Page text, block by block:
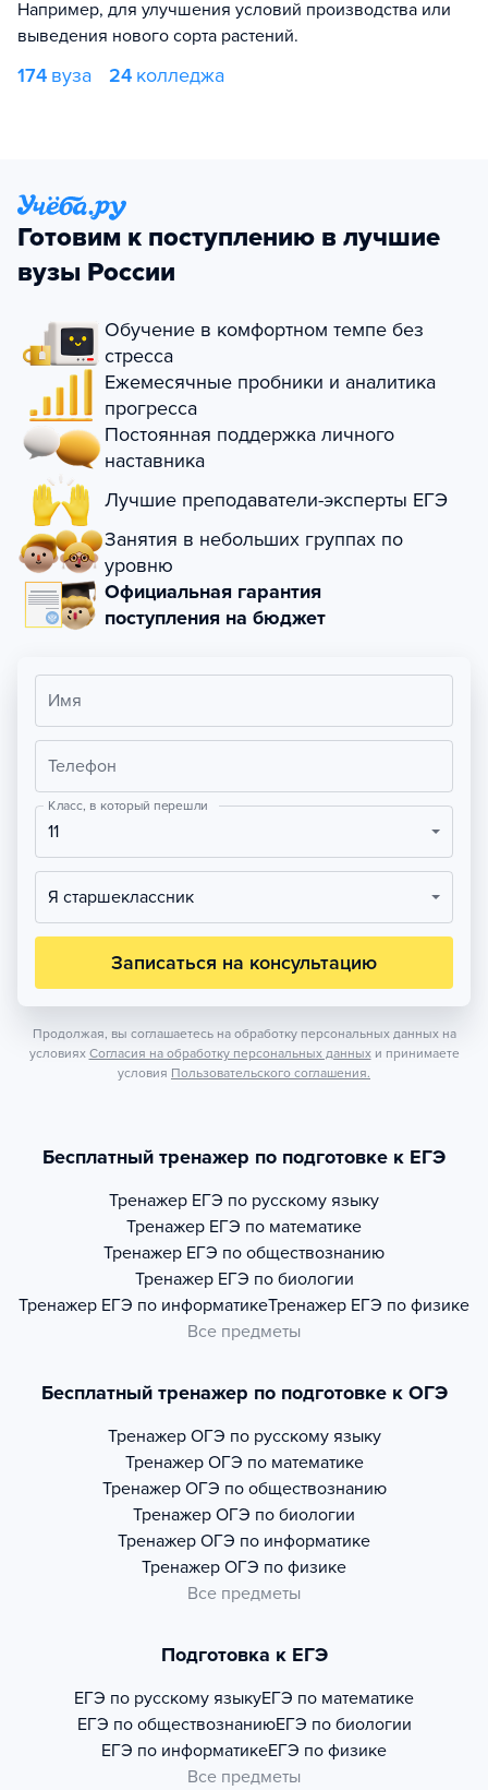
Например, для улучшения условий производства или
выведения нового сорта растений.
174 вуза 24 колледжа
Готовим к поступлению в лучшие
вузы России
Обучение в комфортном темпе без
стресса
Ежемесячные пробники и аналитика
прогресса
Постоянная поддержка личного
наставника
Лучшие преподаватели-эксперты ЕГЭ
Занятия в небольших группах по
уровню
Официальная гарантия
поступления на бюджет
Имя
Телефон
Класс, в который перешли
11
Я старшеклассник
Записаться на консультацию
Продолжая, вы соглашаетесь на обработку персональных данных на
условиях Согласия на обработку персональных данных и принимаете
условия Пользовательского соглашения.
Бесплатный тренажер по подготовке к ЕГЭ
Тренажер ЕГЭ по русскому языку
Тренажер ЕГЭ по математике
Тренажер ЕГЭ по обществознанию
Тренажер ЕГЭ по биологии
Тренажер ЕГЭ по информатикеТренажер ЕГЭ по физике
Все предметы
Бесплатный тренажер по подготовке к ОГЭ
Тренажер ОГЭ по русскому языку
Тренажер ОГЭ по математике
Тренажер ОГЭ по обществознанию
Тренажер ОГЭ по биологии
Тренажер ОГЭ по информатике
Тренажер ОГЭ по физике
Все предметы
Подготовка к ЕГЭ
ЕГЭ по русскому языкуЕГЭ по математике
ЕГЭ по обществознаниюЕГЭ по биологии
ЕГЭ по информатикеЕГЭ по физике
Все предметы